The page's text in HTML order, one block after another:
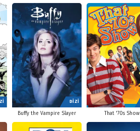
DİZİ
Buffy the Vampire Slayer That '70s Show